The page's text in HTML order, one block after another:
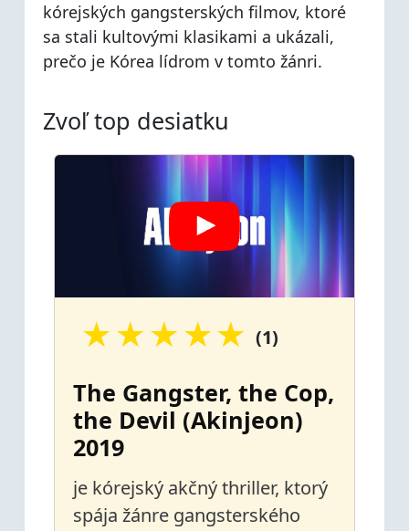
kórejských gangsterských filmov, ktoré
sa stali kultovými klasikami a ukázali,
prečo je Kórea lídrom v tomto žánri.
Zvoľ top desiatku
★
★
★
★
★ (1)
The Gangster, the Cop,
the Devil (Akinjeon)
2019
je kórejský akčný thriller, ktorý
spája žánre gangsterského